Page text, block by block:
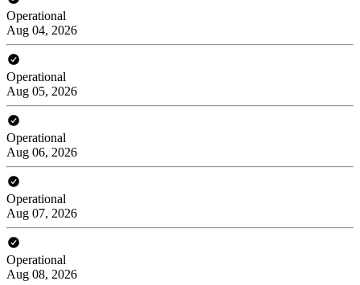
Operational
Aug 04, 2026
Operational
Aug 05, 2026
Operational
Aug 06, 2026
Operational
Aug 07, 2026
Operational
Aug 08, 2026